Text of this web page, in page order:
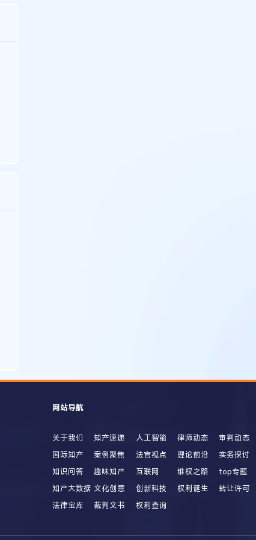
网站导航
关于我们 知产速递 人工智能 律师动态
审判动态
国际知产
案例聚焦 法官视点 理论前沿
实务探讨
知识问答
趣味知产 互联网 维权之路
top专题
知产大数据 文化创意 创新科技 权利诞生
转让许可
法律宝库
裁判文书 权利查询